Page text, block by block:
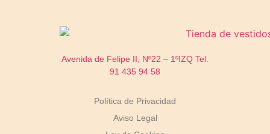
Avenida de Felipe II, Nº22 – 1ºIZQ Tel.
91 435 94 58
Política de Privacidad
Aviso Legal